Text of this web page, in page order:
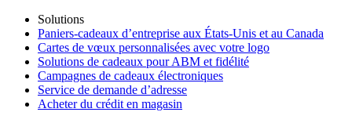
Solutions
Paniers-cadeaux d’entreprise aux États-Unis et au Canada
Cartes de vœux personnalisées avec votre logo
Solutions de cadeaux pour ABM et fidélité
Campagnes de cadeaux électroniques
Service de demande d’adresse
Acheter du crédit en magasin